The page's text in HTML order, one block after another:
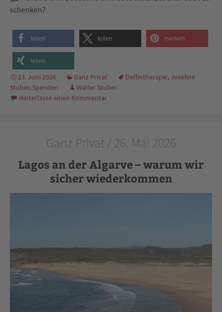
schenken?
teilen teilen merken
teilen
23. Juni 2026 Ganz Privat Delfintherapie, Josefine
Stuber, Spenden
Walter Stuber
Hinterlasse einen Kommentar
Ganz Privat / 26. Mai 2026
Lagos an der Algarve – warum wir
sicher wiederkommen